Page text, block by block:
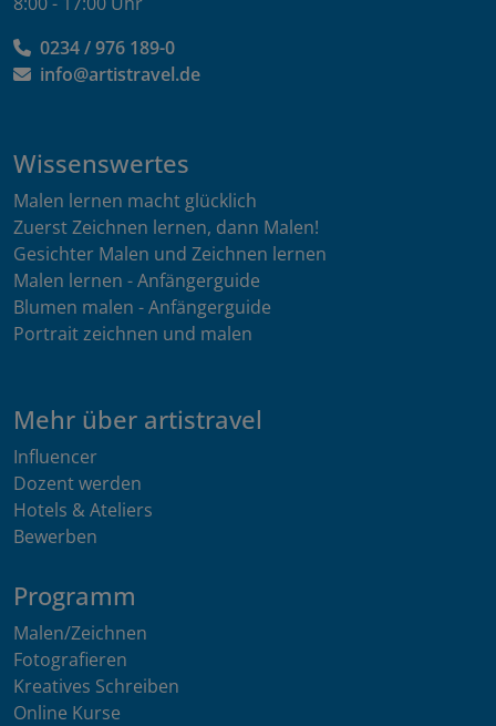
0234 / 976 189-0
info@artistravel.de
Wissenswertes
Malen lernen macht glücklich
Zuerst Zeichnen lernen, dann Malen!
Gesichter Malen und Zeichnen lernen
Malen lernen - Anfängerguide
Blumen malen - Anfängerguide
Portrait zeichnen und malen
Mehr über artistravel
Influencer
Dozent werden
Hotels & Ateliers
Bewerben
Programm
Malen/Zeichnen
Fotografieren
Kreatives Schreiben
Online Kurse